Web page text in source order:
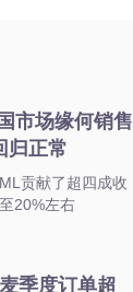
市场缘何销售
归正常
贡献了超四成收
20%左右
季度订单超